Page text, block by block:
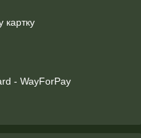
картку
- WayForPay